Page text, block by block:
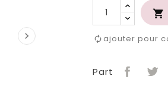


ajouter pour
Part